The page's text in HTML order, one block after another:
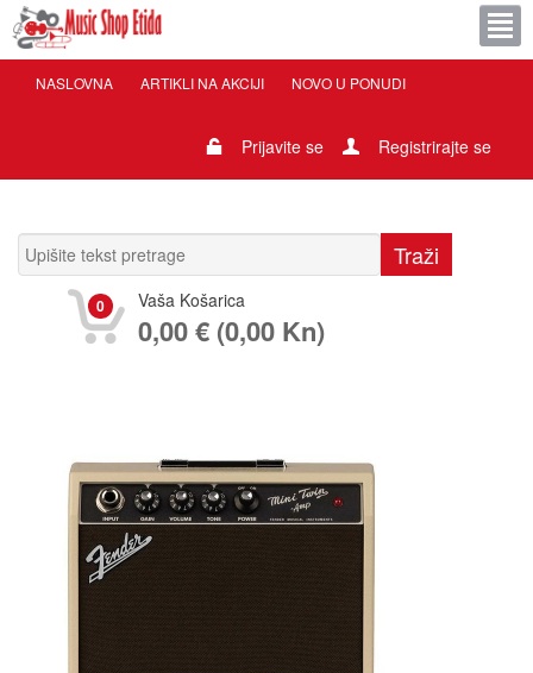
NASLOVNA ARTIKLI NA AKCIJI NOVO U PONUDI
Prijavite se Registrirajte se
0 Vaša Košarica
0,00 € (0,00 Kn)